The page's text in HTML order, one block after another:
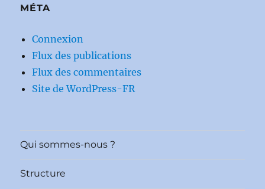
MÉTA
Connexion
Flux des publications
Flux des commentaires
Site de WordPress-FR
Qui sommes-nous ?
Structure